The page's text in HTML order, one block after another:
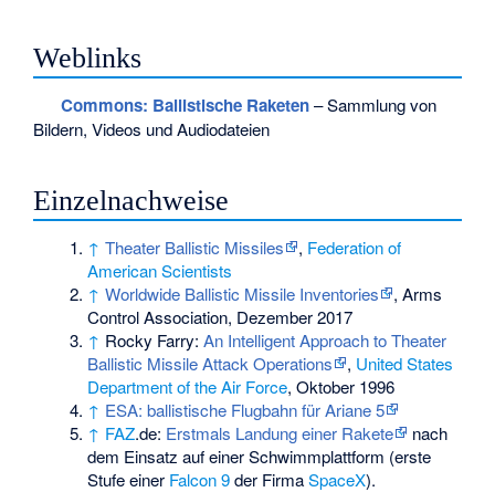
Weblinks
Commons: Ballistische Raketen– Sammlung von
Bildern, Videos und Audiodateien
Einzelnachweise
↑ Theater Ballistic Missiles , Federation of
American Scientists
↑ Worldwide Ballistic Missile Inventories ,Arms
Control Association, Dezember 2017
↑ Rocky Farry:An Intelligent Approach to Theater
Ballistic Missile Attack Operations
, United States
Department of the Air Force, Oktober 1996
↑ ESA: ballistische Flugbahn für Ariane 5
↑ FAZ.de: Erstmals Landung einer Rakete
nach
dem Einsatz auf einer Schwimmplattform (erste
Stufe einer Falcon 9der FirmaSpaceX).